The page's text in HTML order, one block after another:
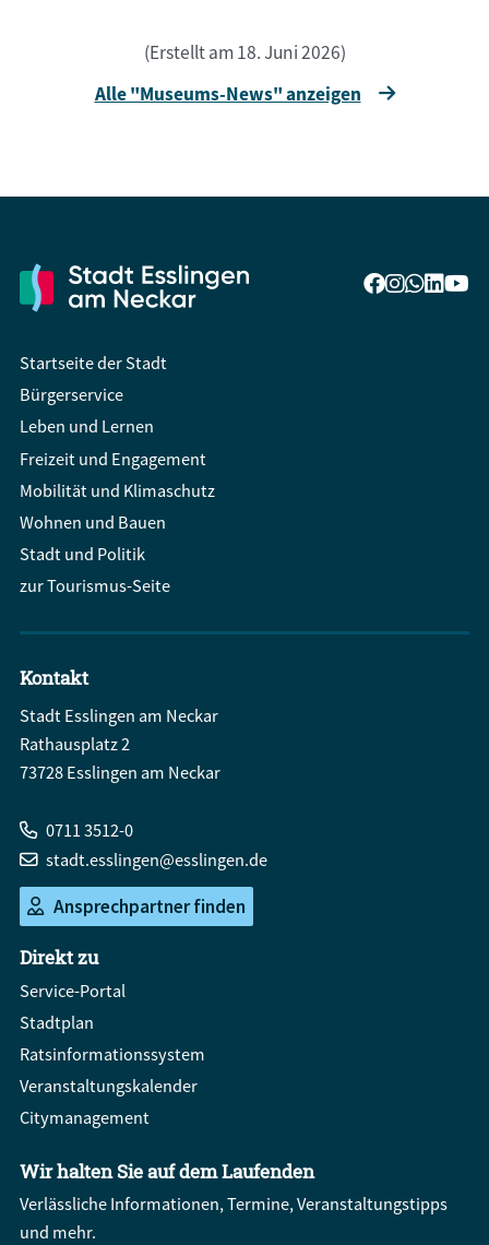
(Erstellt am 18. Juni 2026)
Alle "Museums-News" anzeigen
Startseite der Stadt
Bürgerservice
Leben und Lernen
Freizeit und Engagement
Mobilität und Klimaschutz
Wohnen und Bauen
Stadt und Politik
zur Tourismus-Seite
Kontakt
Stadt Esslingen am Neckar
Rathausplatz 2
73728 Esslingen am Neckar
0711 3512-0
stadt.esslingen@esslingen.de
Ansprechpartner finden
Direkt zu
Service-Portal
Stadtplan
Ratsinformationssystem
Veranstaltungskalender
Citymanagement
Wir halten Sie auf dem Laufenden
Verlässliche Informationen, Termine, Veranstaltungstipps
und mehr.